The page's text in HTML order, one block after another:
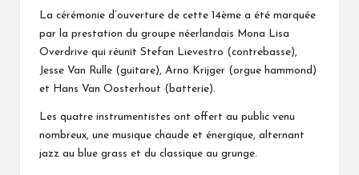
La cérémonie d’ouverture de cette 14ème a été marquée
par la prestation du groupe néerlandais Mona Lisa
Overdrive qui réunit Stefan Lievestro (contrebasse),
Jesse Van Rulle (guitare), Arno Krijger (orgue hammond)
et Hans Van Oosterhout (batterie).
Les quatre instrumentistes ont offert au public venu
nombreux, une musique chaude et énergique, alternant
jazz au blue grass et du classique au grunge.